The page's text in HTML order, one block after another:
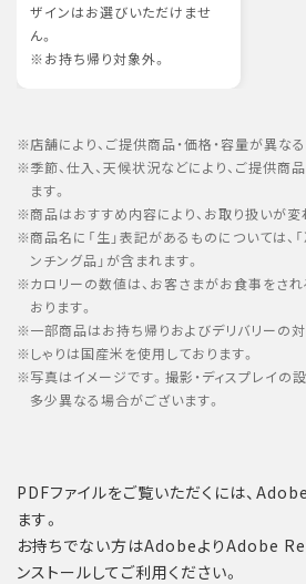
ザインはお選びいただけませ
ん。
※お持ち帰り対象外。
店舗により、ご提供商品・価格・容量が異な
季節、仕入、天候状況などにより、ご提供商
ます。
商品はおすすめ内容により、お取り扱いが変
商品名に「生」表記があるものについては、
ンチング品」が含まれます。
カロリーの数値は、お客さまがお食事をさ
おります。
一部商品はお持ち帰りおよびデリバリーの対
しゃりは国産米を使用しております。
写真はイメージです。撮影・ディスプレイの
多少異なる場合がございます。
PDFファイルをご覧いただくには、
ます。
お持ちでない方はAdobeよりAdobe
ンストールしてご利用ください。